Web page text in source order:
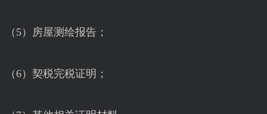
（5）房屋测绘报告；
（6）契税完税证明；